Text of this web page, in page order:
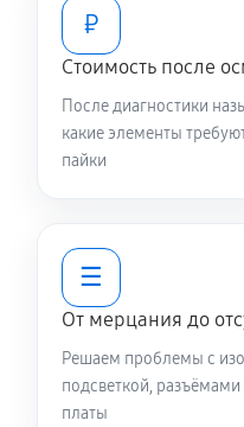
₽
Стоимость после
После диагностики
какие элементы
пайки
☰
От мерцания до
Решаем проблемы с
подсветкой,
платы